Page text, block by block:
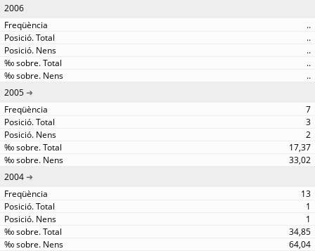
2006
..
..
..
..
..
2005
7
3
2
17,37
33,02
2004
13
1
1
34,85
64,04